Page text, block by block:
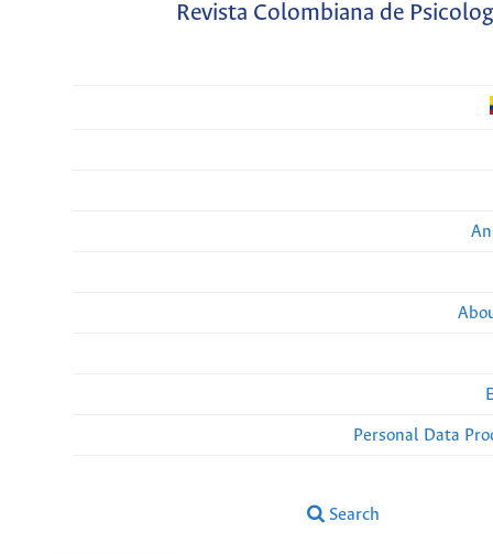
Revista Colombiana de
Personal Data
Search